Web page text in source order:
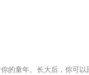
的童年。长大后，你可以